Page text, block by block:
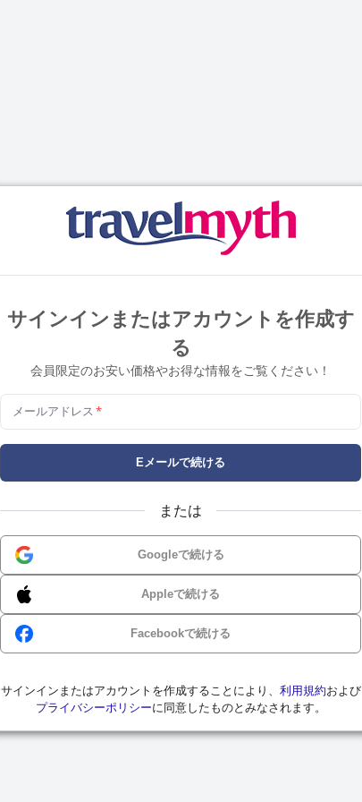
サインインまたはアカウントを作成す
る
会員限定のお安い価格やお得な情報をご覧ください！
メールアドレス *
Eメールで続ける
または
Googleで続ける
Appleで続ける
Facebookで続ける
サインインまたはアカウントを作成することにより、 利用規約および
プライバシーポリシーに同意したものとみなされます。